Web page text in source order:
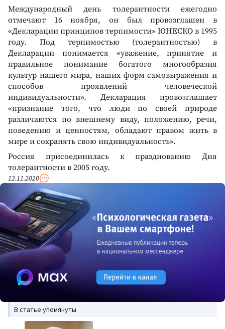
Международный день толерантности ежегодно
отмечают 16 ноября, он был провозглашен в
«Декларации принципов терпимости» ЮНЕСКО в 1995
году. Под терпимостью (толерантностью) в
Декларации понимается «уважение, принятие и
правильное понимание богатого многообразия
культур нашего мира, наших форм самовыражения и
способов проявлений человеческой
индивидуальности». Декларация провозглашает
«признание того, что люди по своей природе
различаются по внешнему виду, положению, речи,
поведению и ценностям, обладают правом жить в
мире и сохранять свою индивидуальность».
Россия присоединилась к празднованию Дня
толерантности в 2005 году.
12.11.2020
В статье упомянуты